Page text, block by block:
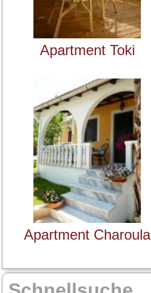
Apartment Toki
Apartment Charoula